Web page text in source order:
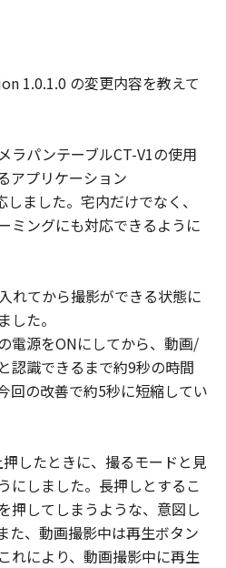
。
お客様は、お客様が本契
、且つ本契約の条件に拘
意したことになります。
が、本契約に規定される
いての、キヤノンとお客
優先する、お客様とキヤ
全且つ唯一の表明である
のとします。キヤノンの
書面によってキヤノンが
与えない限り、本契約の
グジャパン株式会社
1.0.1.0 の変更内容を教えて
ラパンテーブルCT-V1の使用
アプリケーション
ました。宅内だけでなく、
ミングにも対応できるように
れてから撮影ができる状態に
した。
電源をONにしてから、動画/
認識できるまで約9秒の時間
回の改善で約5秒に短縮してい
したときに、撮るモードと見
にしました。長押しとするこ
押してしまうような、意図し
た、動画撮影中は再生ボタン
れにより、動画撮影中に再生